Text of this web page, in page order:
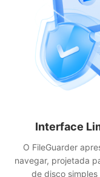
O FileGuarder
navegar, projetada
de disco
habilidade. O